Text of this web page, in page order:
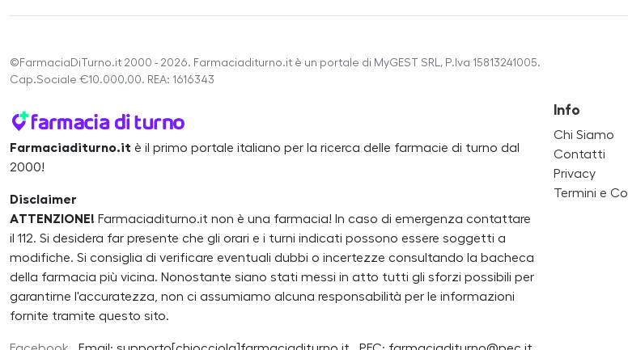
©FarmaciaDiTurno.it 2000 - 2026. Farmaciaditurno.it è un portale di MyGEST SRL, P.Iva 15813241005.
Cap.Sociale €10.000,00. REA: 1616343
Farmaciaditurno.it è il primo portale italiano per la ricerca delle farmacie di turno dal
2000!
Disclaimer
ATTENZIONE! Farmaciaditurno.it non è una farmacia! In caso di emergenza contattare
il 112. Si desidera far presente che gli orari e i turni indicati possono essere soggetti a
modifiche. Si consiglia di verificare eventuali dubbi o incertezze consultando la bacheca
della farmacia più vicina. Nonostante siano stati messi in atto tutti gli sforzi possibili per
garantirne l'accuratezza, non ci assumiamo alcuna responsabilità per le informazioni
fornite tramite questo sito.
Info
Chi Siamo
Contatti
Privacy
Termini e